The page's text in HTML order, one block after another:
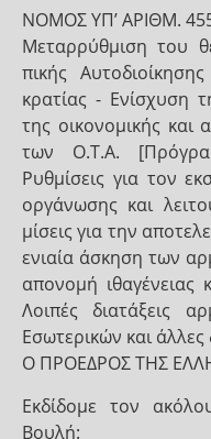
NOMOΣ ΥΠ’ ΑΡΙΘΜ.
Μεταρρύθμιση του
πικής
κρατίας - Ενίσχυση
της οικονομικής και
των Ο.Τ.Α.
Ρυθμίσεις για τον
οργάνωσης και
μίσεις για την
ενιαία άσκηση των
απονομή
Λοιπές διατάξεις
Εσωτερικών και άλλες
Ο ΠΡΟΕΔΡΟΣ ΤΗΣ
Εκδίδομε τον
Βουλή: